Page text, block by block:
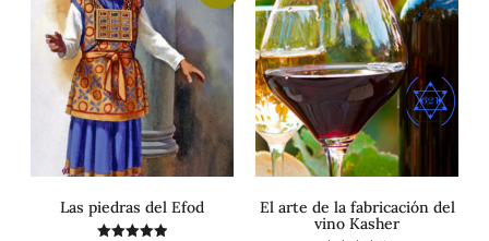
Las piedras del Efod
El arte de la fabricación del
vino Kasher